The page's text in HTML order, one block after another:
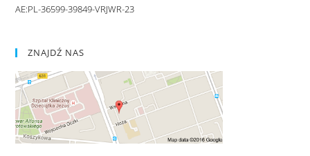
AE:PL-36599-39849-VRJWR-23
ZNAJDŹ NAS